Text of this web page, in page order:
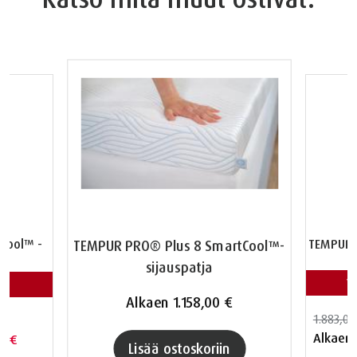
-
€
TEMPUR PRO® Plus 8 SmartCool™-
sijauspatja
Alkaen 1.158,00 €
Lisää ostoskoriin
Alkaen